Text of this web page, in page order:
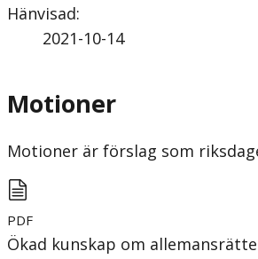
Hänvisad:
2021-10-14
Motioner
Motioner är förslag som
PDF
Ökad kunskap om